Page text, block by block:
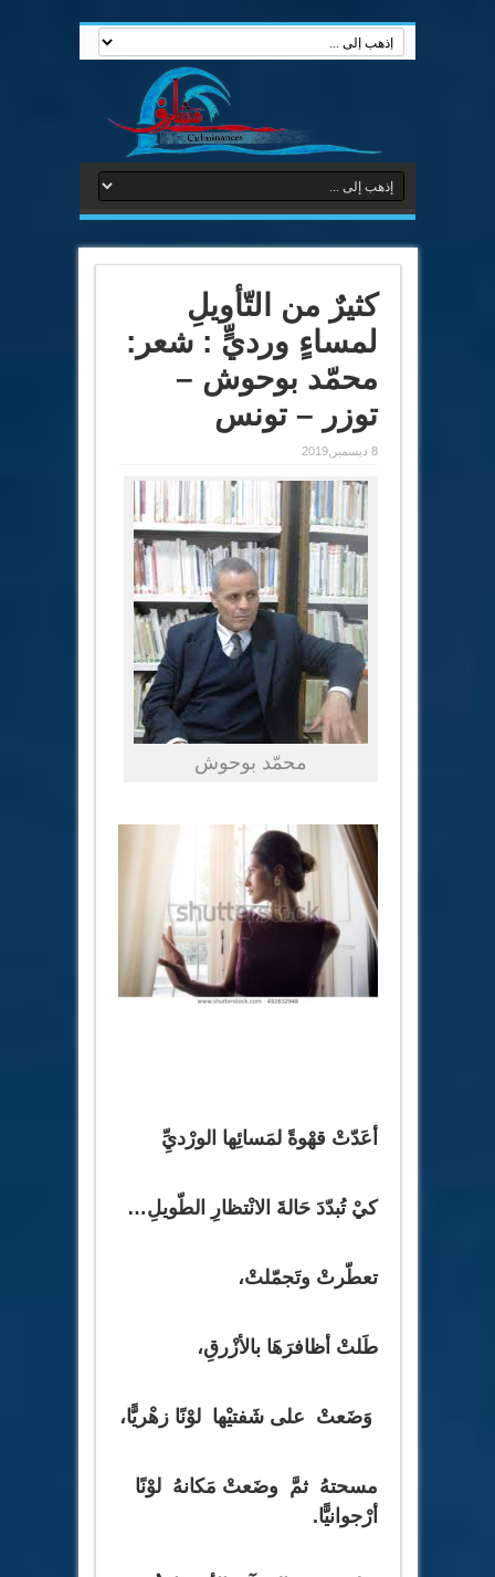
كثيرٌ من التّأويلِ
لمساءٍ ورديٍّ : شعر:
محمّد بوحوش –
توزر – تونس
8 ديسمبر,2019
محمّد بوحوش
أعَدّتْ قهْوةً لمَسائِها الورْديِِّ
كيْ تُبدّدَ حَالةَ الانْتظارِ الطّويلِ…
تعطّرتْ وتَجمّلتْ،
طَلتْ أظافرَهَا بالأزْرقِ،
وَضَعتْ على شَفتيْها لوْنًا زهْريًّا،
مسحتهُ ثمَّ وضَعتْ مَكانهُ لوْنًا
أرْجوانيًّا.